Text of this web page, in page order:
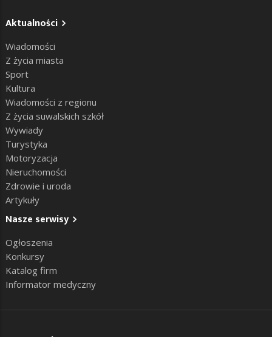
Aktualności
Wiadomości
Z życia miasta
Sport
Kultura
Wiadomości z regionu
Z życia suwalskich szkół
Wywiady
Turystyka
Motoryzacja
Nieruchomości
Zdrowie i uroda
Artykuły
Nasze serwisy
Ogłoszenia
Konkursy
Katalog firm
Informator medyczny